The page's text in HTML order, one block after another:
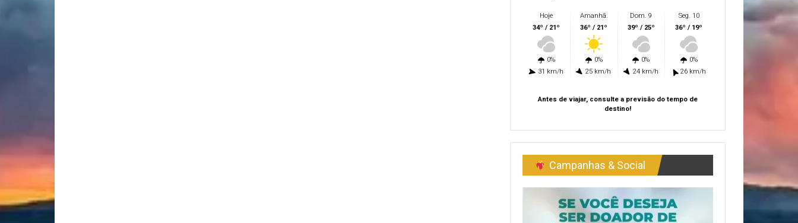
Hoje
34º / 21º
0%
31 km/h
Amanhã.
36º / 21º
0%
25 km/h
Dom. 9
39º / 25º
0%
24 km/h
Seg. 10
36º / 19º
0%
26 km/h
Antes de viajar, consulte a previsão do tempo de
destino!
Campanhas & Social